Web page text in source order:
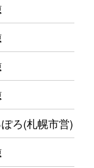
ろ(札幌市営)